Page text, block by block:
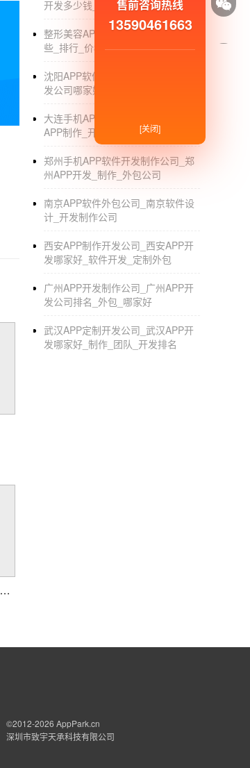
app已成为企业标配，企业为什么要开发自己的app？
开发多少钱_方案
整形美容APP开发_美容APP都有哪
些_排行_价格
沈阳APP软件开发_沈阳APP软件开
发公司哪家好_开发制作
大连手机APP开发外包公司_大连
APP制作_开发_外包_公司
郑州手机APP软件开发制作公司_郑
州APP开发_制作_外包公司
南京APP软件外包公司_南京软件设
计_开发制作公司
西安APP制作开发公司_西安APP开
发哪家好_软件开发_定制外包
广州APP开发制作公司_广州APP开
发公司排名_外包_哪家好
武汉APP定制开发公司_武汉APP开
发哪家好_制作_团队_开发排名
©2012-2026 AppPark.cn
深圳市致宇天承科技有限公司
售前咨询热线
13590461663
[关闭]